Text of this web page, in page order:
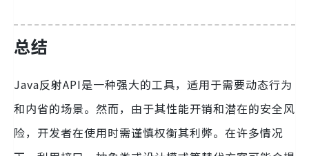
总结
Java反射API是一种强大的工具，适用于需要动态行为
和内省的场景。然而，由于其性能开销和潜在的安全风
险，开发者在使用时需谨慎权衡其利弊。在许多情况